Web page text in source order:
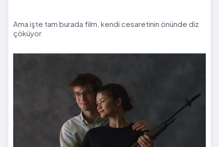
Ama işte tam burada film, kendi cesaretinin önünde diz
çöküyor